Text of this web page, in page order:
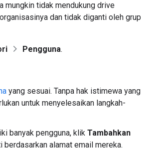
mungkin tidak mendukung drive
dan tidak diganti oleh grup
Pengguna.
yang sesuai. Tanpa hak istimewa yang
untuk menyelesaikan langkah-
banyak pengguna, klik Tambahkan
alamat email mereka.